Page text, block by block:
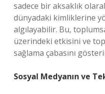
sadece bir aksaklık
dünyadaki kimliklerine
algılayabilir. Bu,
üzerindeki etkisini ve
sağlama çabasını
Sosyal Medyanın ve